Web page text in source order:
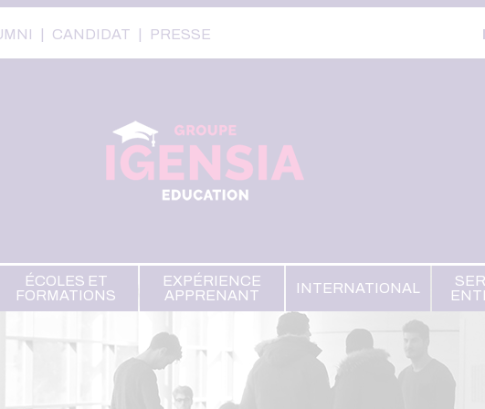
CANDIDAT PRESSE
ÉCOLES ET
FORMATIONS
EXPÉRIENCE
APPRENANT
INTERNATIONAL